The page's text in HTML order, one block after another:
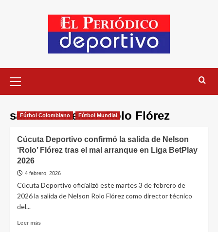
salida de Nelson Rolo Flórez
Fútbol Colombiano Fútbol Mundial
Cúcuta Deportivo confirmó la salida de Nelson
‘Rolo’ Flórez tras el mal arranque en Liga BetPlay
2026
4 febrero, 2026
Cúcuta Deportivo oficializó este martes 3 de febrero de
2026 la salida de Nelson Rolo Flórez como director técnico
del...
Leer más